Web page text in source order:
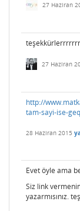
27 Haziran
teşekkürlerrrrrrr
27 Haziran
http://
tam-sayi-ise-
28 Haziran 2015
Evet öyle ama
Siz link
yazarmısınız.